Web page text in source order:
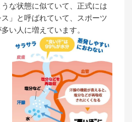
な状態に似ていて、正式には
ス」と呼ばれていて、スポーツ
い人に増えています。